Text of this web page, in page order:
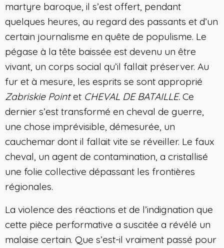
martyre baroque, il s’est offert, pendant
quelques heures, au regard des passants et d’un
certain journalisme en quête de populisme. Le
pégase à la tête baissée est devenu un être
vivant, un corps social qu’il fallait préserver. Au
fur et à mesure, les esprits se sont approprié
Zabriskie Pointet CHEVAL DE BATAILLE. Ce
dernier s’est transformé en cheval de guerre,
une chose imprévisible, démesurée, un
cauchemar dont il fallait vite se réveiller. Le faux
cheval, un agent de contamination, a cristallisé
une folie collective dépassant les frontières
régionales.
La violence des réactions et de l’indignation que
cette pièce performative a suscitée a révélé un
malaise certain. Que s’est-il vraiment passé pour